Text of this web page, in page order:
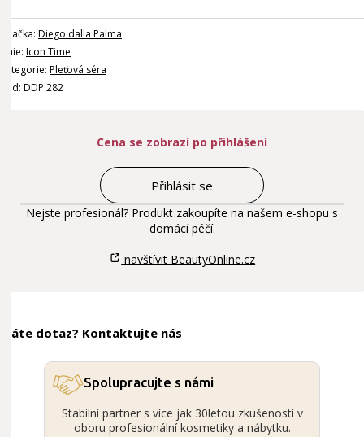
Značka: Diego dalla Palma
Linie: Icon Time
Kategorie: Pleťová séra
Kód: DDP 282
Cena se zobrazí po přihlášení
Přihlásit se
Nejste profesionál? Produkt zakoupíte na našem e-shopu s
domácí péčí.
navštívit BeautyOnline.cz
Máte dotaz? Kontaktujte nás
Spolupracujte s námi
Stabilní partner s více jak 30letou zkušeností v
oboru profesionální kosmetiky a nábytku.